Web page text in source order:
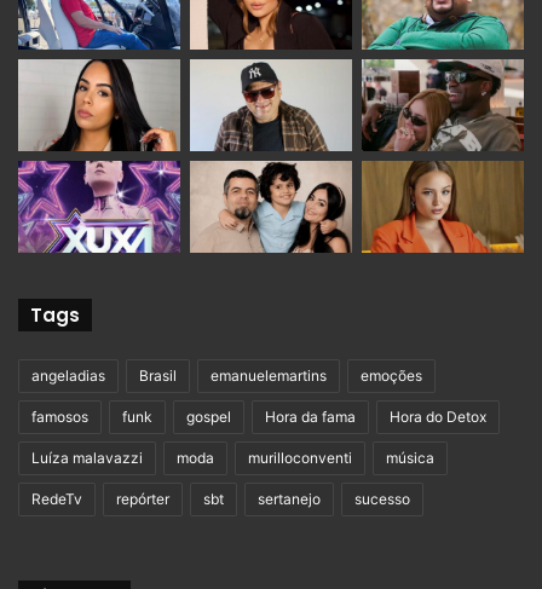
Tags
angeladias Brasil emanuelemartins emoções
famosos funk gospel Hora da fama Hora do Detox
Luíza malavazzi moda murilloconventi música
RedeTv repórter sbt sertanejo sucesso